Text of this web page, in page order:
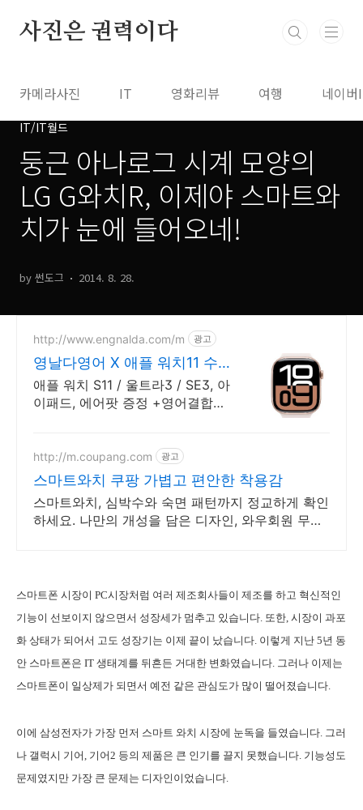
사진은 권력이다
카메라사진 IT 영화리뷰 여행 네이
IT/IT월드
둥근 아나로그 시계 모양의
LG G와치R, 이제야 스마트와
치가 눈에 들어오네!
by 썬도그 2014. 8. 28.
http://www.engnalda.com/m 광고
영날다영어 X 애플 워치11 수량
한정, 수강/출석증 발급
애플 워치 S11 / 울트라3 / SE3, 아
이패드, 에어팟 증정 +영어결합패
http://m.coupang.com 광고
스마트와치 쿠팡 가볍고 편안한 착용감
스마트와치, 심박수와 숙면 패턴까지 정교하게 확인
하세요. 나만의 개성을 담은 디자인, 와우회원 무제
스마트폰 시장이 PC시장처럼 여러 제조회사들이 제조를 하고 혁신적인
기능이 선보이지 않으면서 성장세가 멈추고 있습니다. 또한, 시장이 과포
화 상태가 되어서 고도 성장기는 이제 끝이 났습니다. 이렇게 지난 5년 동
안 스마트폰은 IT 생태계를 뒤흔든 거대한 변화였습니다. 그러나 이제는
스마트폰이 일상제가 되면서 예전 같은 관심도가 많이 떨어졌습니다.
이에 삼성전자가 가장 먼저 스마트 와치 시장에 눈독을 들였습니다. 그러
나 갤럭시 기어, 기어2 등의 제품은 큰 인기를 끌지 못했습니다. 기능성도
문제였지만 가장 큰 문제는 디자인이었습니다.